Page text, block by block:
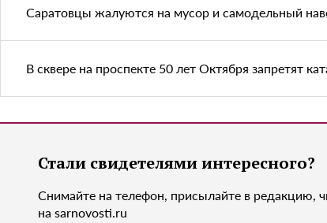
Саратовцы жалуются на мусор и самодельный
В сквере на проспекте 50 лет Октября запретят
Стали свидетелями интересного?
Снимайте на телефон, присылайте в редакцию,
на sarnovosti.ru